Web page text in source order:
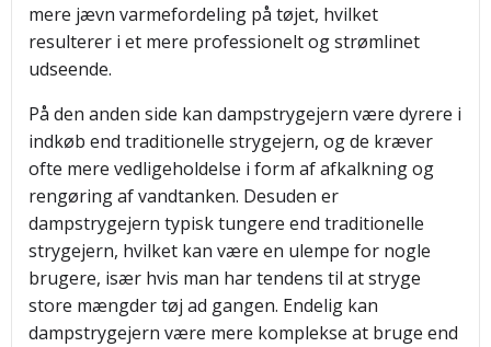
mere jævn varmefordeling på tøjet, hvilket
resulterer i et mere professionelt og strømlinet
udseende.
På den anden side kan dampstrygejern være dyrere i
indkøb end traditionelle strygejern, og de kræver
ofte mere vedligeholdelse i form af afkalkning og
rengøring af vandtanken. Desuden er
dampstrygejern typisk tungere end traditionelle
strygejern, hvilket kan være en ulempe for nogle
brugere, især hvis man har tendens til at stryge
store mængder tøj ad gangen. Endelig kan
dampstrygejern være mere komplekse at bruge end